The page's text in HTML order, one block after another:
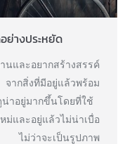
ย่างประหยัด
และอยากสร้างสรรค์
กสิ่งที่มีอยู่แล้วพร้อม
าอยู่มากขึ้นโดยที่ใช้
และอยู่แล้วไม่น่าเบื่อ
ไม่ว่าจะเป็นรูปภาพ